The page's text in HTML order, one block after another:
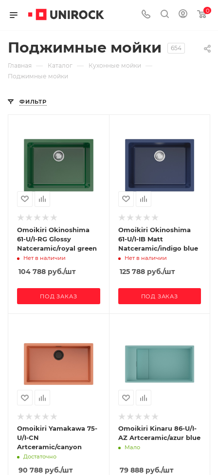
0
Поджимные мойки 654
Главная — Каталог — Кухонные мойки —
Поджимные мойки
ФИЛЬТР
Omoikiri Okinoshima
61-U/I-RG Glossy
Natceramic/royal green
Нет в наличии
104 788 руб./шт
ПОД ЗАКАЗ
Omoikiri Okinoshima
61-U/I-IB Matt
Natceramic/indigo blue
Нет в наличии
125 788руб./шт
ПОД ЗАКАЗ
Omoikiri Yamakawa 75-
U/I-CN
Artceramic/canyon
Достаточно
90 788 руб./шт
Omoikiri Kinaru 86-U/I-
AZ Artceramic/azur blue
Мало
79 888руб./шт